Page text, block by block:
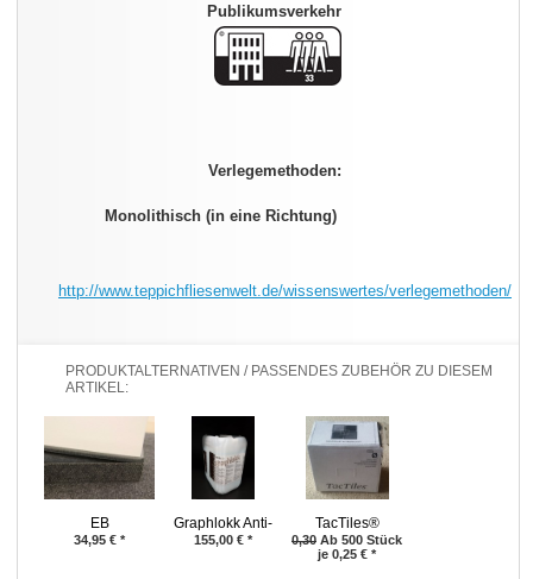
Publikumsverkehr
Verlegemethoden:
Monolithisch (in eine Richtung)
http://www.teppichfliesenwelt.de/wissenswertes/verlegemethoden/
PRODUKTALTERNATIVEN / PASSENDES ZUBEHÖR ZU DIESEM
ARTIKEL:
EB
Systemsockelleiste®
34,95 € *
Graphlokk Anti-
Rutsch für
155,00 € *
TacTiles®
0,30 Ab 500 Stück
je 0,25 € *